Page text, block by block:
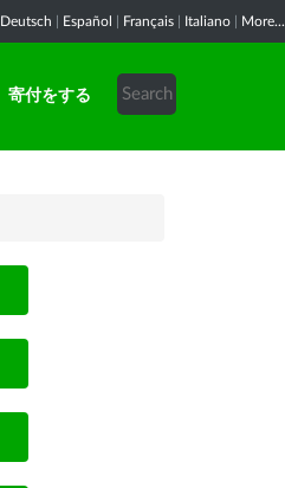
Deutsch Español Français Italiano More...
寄付をする